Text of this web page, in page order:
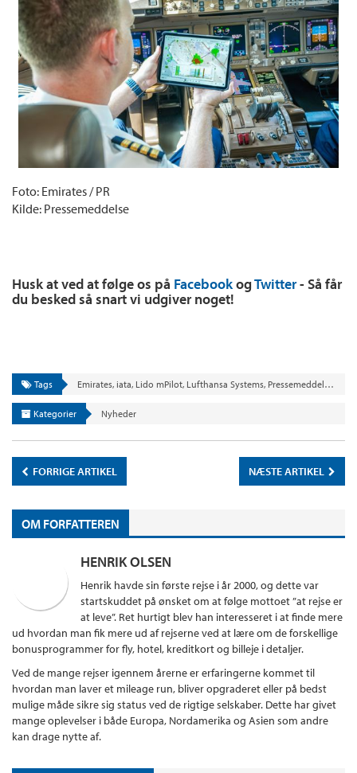
Foto: Emirates / PR
Kilde: Pressemeddelse
Husk at ved at følge os på FacebookogTwitter- Så får
du besked så snart vi udgiver noget!
Tags Emirates, iata, Lido mPilot, Lufthansa Systems, Pressemeddelse
Kategorier Nyheder
FORRIGE ARTIKEL NÆSTE ARTIKEL
OM FORFATTEREN
HENRIK OLSEN
Henrik havde sin første rejse i år 2000, og dette var
startskuddet på ønsket om at følge mottoet ”at rejse er
at leve”. Ret hurtigt blev han interesseret i at finde mere
ud hvordan man fik mere ud af rejserne ved at lære om de forskellige
bonusprogrammer for fly, hotel, kreditkort og billeje i detaljer.
Ved de mange rejser igennem årerne er erfaringerne kommet til
hvordan man laver et mileage run, bliver opgraderet eller på bedst
mulige måde sikre sig status ved de rigtige selskaber. Dette har givet
mange oplevelser i både Europa, Nordamerika og Asien som andre
kan drage nytte af.